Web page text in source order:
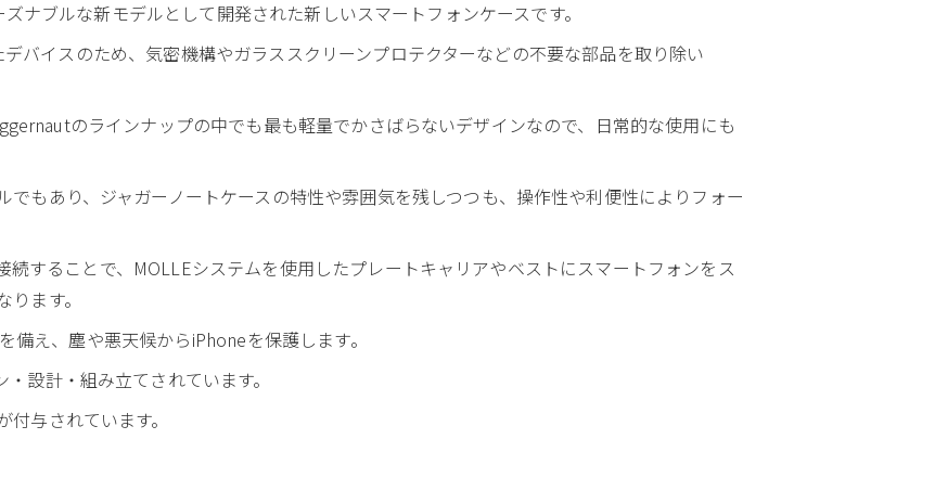
ナブルな新モデルとして開発された新しいスマートフォンケースです。
バイスのため、気密機構やガラススクリーンプロテクターなどの不要な部品を取り除い
のラインナップの中でも最も軽量でかさばらないデザインなので、日常的な使用にも
もあり、ジャガーノートケースの特性や雰囲気を残しつつも、操作性や利便性によりフォー
続することで、MOLLEシステムを使用したプレートキャリアやベストにスマートフォンをス
ます。
え、塵や悪天候からiPhoneを保護します。
設計・組み立てされています。
与されています。